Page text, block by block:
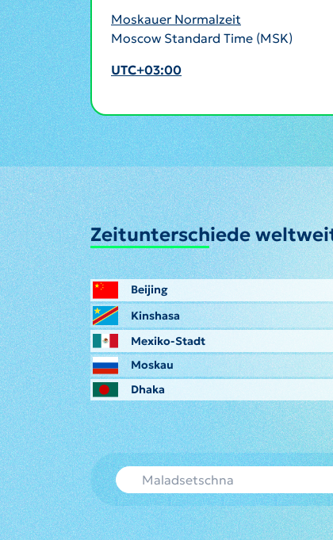
Moskauer Normalzeit
Moscow Standard Time (MSK)
UTC+03:00
Zeitunterschiede
Beijing
Kinshasa
Mexiko-Stadt
Moskau
Dhaka